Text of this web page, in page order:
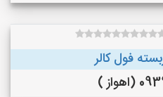
فول کالر
)